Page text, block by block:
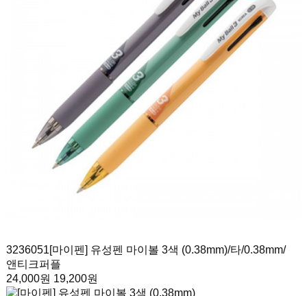
3236051[마이펜] 유성펜 마이볼 3색 (0.38mm)/타/0.38mm/
앤티크퍼플
24,000원 19,200원